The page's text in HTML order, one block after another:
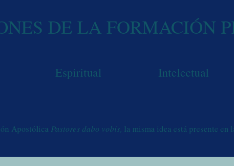
DE LA FORMACIÓN
Espiritual Intelectual
Apostólica Pastores dabo vobis, la misma idea está presente